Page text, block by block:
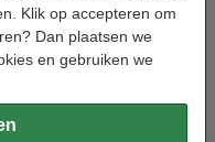
Klik op accepteren om
Dan plaatsen we
en gebruiken we